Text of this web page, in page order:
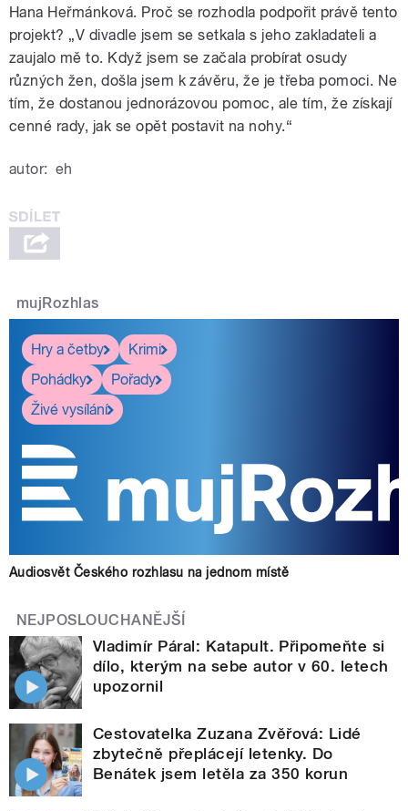
Hana Heřmánková. Proč se rozhodla podpořit právě tento
projekt? „V divadle jsem se setkala s jeho zakladateli a
zaujalo mě to. Když jsem se začala probírat osudy
různých žen, došla jsem k závěru, že je třeba pomoci. Ne
tím, že dostanou jednorázovou pomoc, ale tím, že získají
cenné rady, jak se opět postavit na nohy.“
autor: eh
mujRozhlas
Hry a četby
Krimi
Pohádky
Pořady
Živé vysílání
Audiosvět Českého rozhlasu na jednom místě
NEJPOSLOUCHANĚJŠÍ
Vladimír Páral: Katapult. Připomeňte si
dílo, kterým na sebe autor v 60. letech
upozornil
Cestovatelka Zuzana Zvěřová: Lidé
zbytečně přeplácejí letenky. Do
Benátek jsem letěla za 350 korun